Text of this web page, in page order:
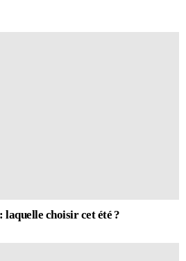
laquelle choisir cet été ?